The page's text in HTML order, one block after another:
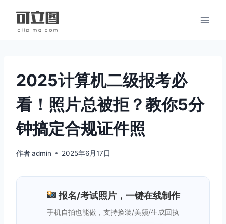
2025计算机二级报考必
看！照片总被拒？教你5分
钟搞定合规证件照
作者admin 2025年6月17日
报名/考试照片，一键在线制作
手机自拍也能做，支持换装/美颜/生成回执